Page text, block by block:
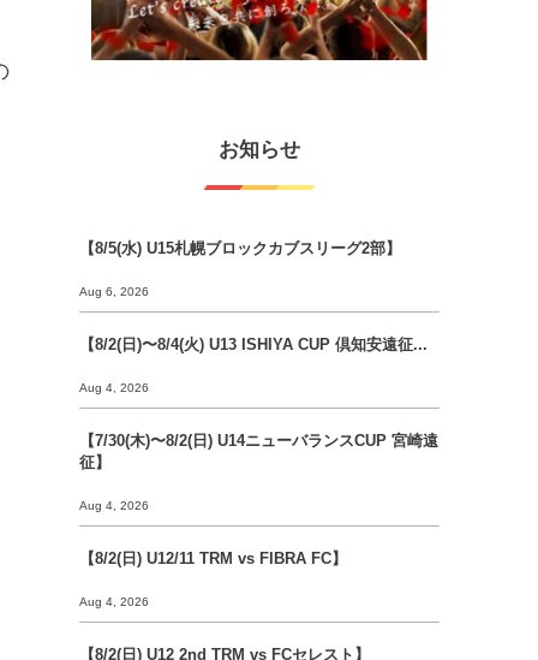
お知らせ
【8/5(水) U15札幌ブロックカブスリーグ2部】
Aug 6, 2026
【8/2(日)〜8/4(火) U13 ISHIYA CUP 倶知安遠征...
Aug 4, 2026
【7/30(木)〜8/2(日) U14ニューバランスCUP 宮崎遠
征】
Aug 4, 2026
【8/2(日) U12/11 TRM vs FIBRA FC】
Aug 4, 2026
【8/2(日) U12 2nd TRM vs FCセレスト】